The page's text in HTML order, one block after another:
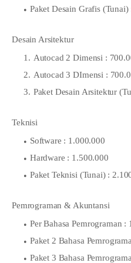
Paket Desain Grafis
Desain Arsitektur
Autocad 2 Dimensi :
Autocad 3 DImensi :
Paket Desain Arsitektur
Teknisi
Software : 1.000.000
Hardware : 1.500.000
Paket Teknisi (Tunai) :
Pemrograman & Akuntansi
Per Bahasa Pemrograman :
Paket 2 Bahasa
Paket 3 Bahasa